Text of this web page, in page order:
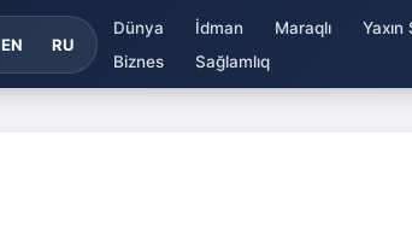
EN RU
Dünya İdman Maraqlı Yaxın
Biznes
Sağlamlıq